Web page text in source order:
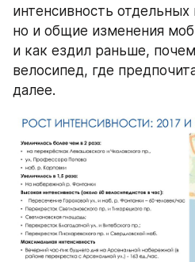
интенсивность
но и общие изменения
и как ездил раньше,
велосипед, где
далее.